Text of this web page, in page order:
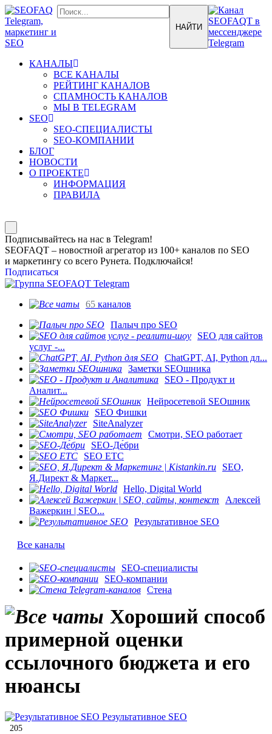
КАНАЛЫ
ВСЕ КАНАЛЫ
РЕЙТИНГ КАНАЛОВ
СПАМНОСТЬ КАНАЛОВ
МЫ В TELEGRAM
SEO
SEO-СПЕЦИАЛИСТЫ
SEO-КОМПАНИИ
БЛОГ
НОВОСТИ
О ПРОЕКТЕ
ИНФОРМАЦИЯ
ПРАВИЛА
Подписывайтесь на нас в Telegram!
SEOFAQT – новостной агрегатор из 100+ каналов по SEO
и маркетингу со всего Рунета. Подключайся!
Подписаться
65 каналов
Палыч про SEO
SEO для сайтов
услуг -...
ChatGPT, AI, Python дл...
Заметки SEOшника
SEO - Продукт и
Аналит...
Нейросетевой SEOшник
SEO Фишки
SiteAnalyzer
Смотри, SEO работает
SEO-Де́бри
SEO ETC
SEO,
Я.Директ & Маркет...
Hello, Digital World
Алексей
Важеркин | SEO...
Результативное SEO
Все каналы
SEO-специалисты
SEO-компании
Стена
Хороший способ
примерной оценки
ссылочного бюджета и его
нюансы
Результативное SEO
205